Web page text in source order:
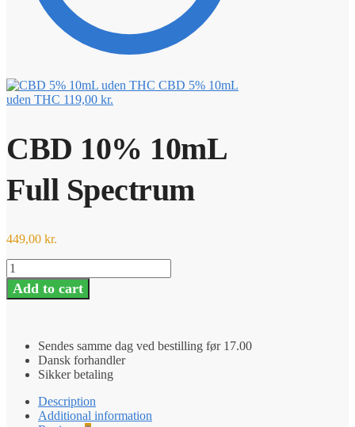
CBD 5% 10mL
uden THC 119,00 kr.
CBD 10% 10mL
Full Spectrum
449,00 kr.
CBD
10%
10mL
Add to cart
Sendes samme dag ved bestilling før 17.00
Dansk forhandler
Sikker betaling
Description
Additional information